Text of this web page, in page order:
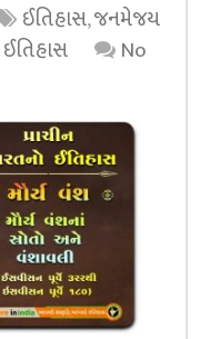
ઈતિહાસ,જનમેજય
No